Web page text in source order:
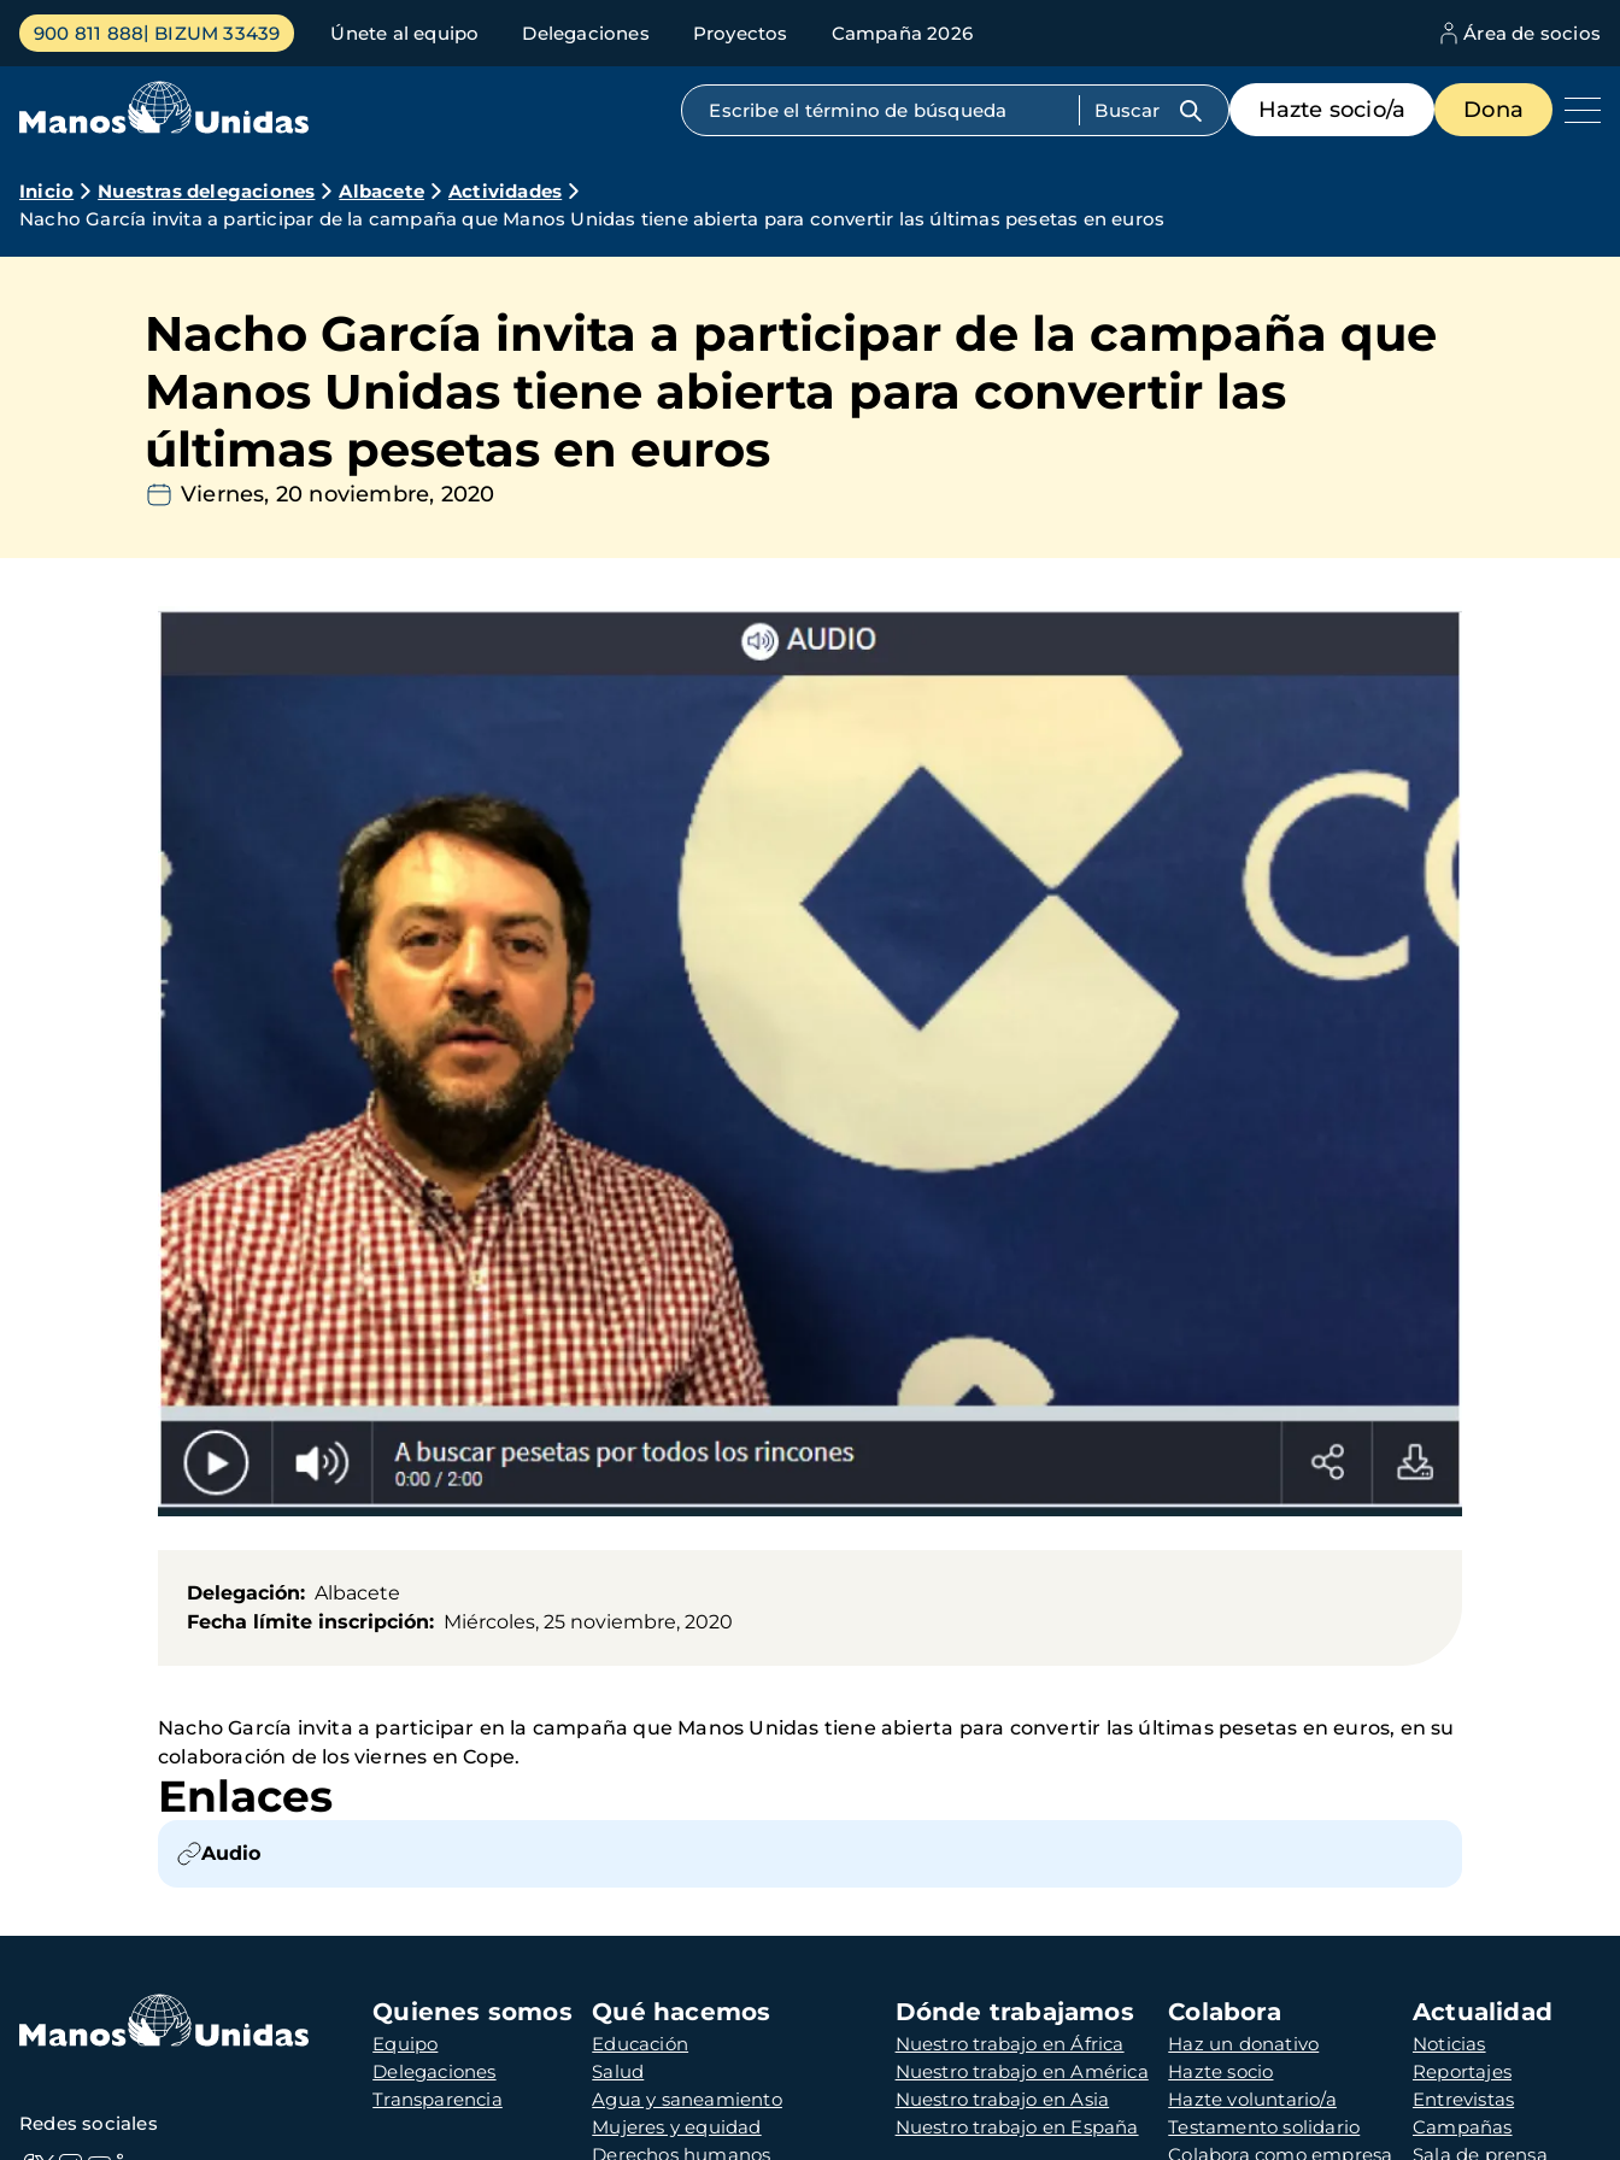
Pasar
contenido
Menú
principal
900 811 888 BIZUM 33439 Únete al equipo Delegaciones Proyectos Campaña 2026 Área de socios
Búsqueda por texto completo
Menú
de
destacados
Hazte socio/a Dona
Ruta
de
Inicio Nuestras delegaciones Albacete
Actividades
Nacho García invita a participar de la campaña que Manos Unidas tiene abierta para convertir las últimas pesetas en euros
Nacho García invita a participar de la campaña que
Manos Unidas tiene abierta para convertir las
últimas pesetas en euros
Viernes, 20 noviembre, 2020
Delegación
Albacete
Fecha límite inscripción
Miércoles, 25 noviembre, 2020
Nacho García invita a participar en la campaña que Manos Unidas tiene abierta para convertir las últimas pesetas en euros, en su
colaboración de los viernes en Cope.
Enlaces
Audio
Navegación
principal
Quienes somos
Equipo
Delegaciones
Transparencia
Qué hacemos
Educación
Salud
Agua y saneamiento
Mujeres y equidad
Derechos humanos
Dónde trabajamos
Nuestro trabajo en África
Nuestro trabajo en América
Nuestro trabajo en Asia
Nuestro trabajo en España
Colabora
Haz un donativo
Hazte socio
Hazte voluntario/a
Testamento solidario
Colabora como empresa
Actualidad
Noticias
Reportajes
Entrevistas
Campañas
Sala de prensa
Redes sociales